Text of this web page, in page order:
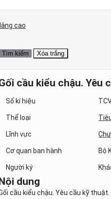
cao
cầu kiểu chậu. Yêu
Số kí hiệu
Thể loại
Lĩnh vực
Cơ quan ban hành Bộ
Người ký
dung
cầu kiểu chậu. Yêu cầu kỹ thuật.